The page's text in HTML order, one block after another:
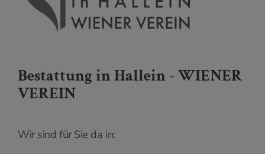
Bestattung in Hallein - WIENER
VEREIN
Wir sind für Sie da in: